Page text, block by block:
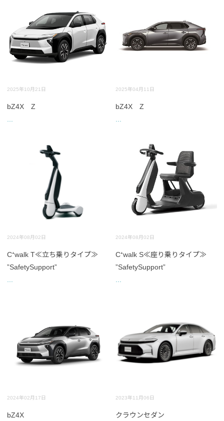
2025年10月21日
bZ4X Z
2025年04月11日
bZ4X Z
2024年08月02日
C⁺walk T≪立ち乗りタイプ≫
”SafetySupport”
2024年08月02日
C⁺walk S≪座り乗りタイプ≫
”SafetySupport”
2024年02月17日
bZ4X
2023年11月06日
クラウンセダン